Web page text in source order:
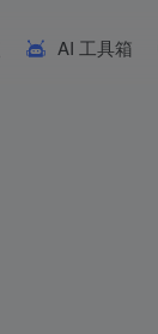
AI 工具箱